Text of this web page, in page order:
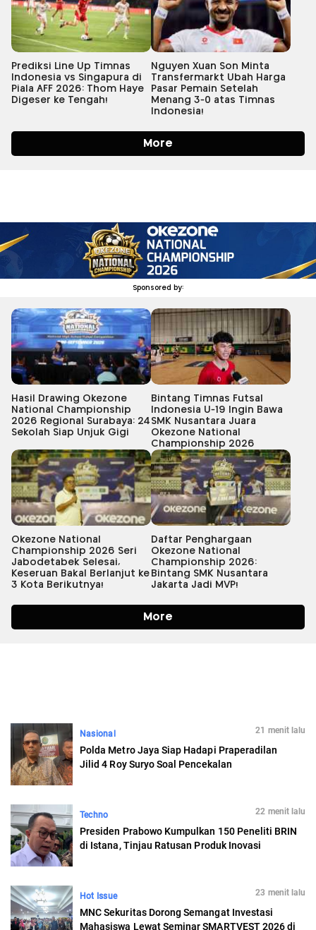
Nasional 21 menit lalu
Polda Metro Jaya Siap Hadapi Praperadilan
Jilid 4 Roy Suryo Soal Pencekalan
Techno 22 menit lalu
Presiden Prabowo Kumpulkan 150 Peneliti BRIN
di Istana, Tinjau Ratusan Produk Inovasi
Hot Issue 23 menit lalu
MNC Sekuritas Dorong Semangat Investasi
Mahasiswa Lewat Seminar SMARTVEST 2026 di